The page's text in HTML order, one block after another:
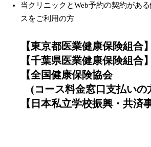
当クリニックとWeb予約の契約があ
スをご利用の方
【東京都医業健康保険組合】
【千葉県医業健康保険組合】
【全国健康保険協会
(コース料金窓口支払いの
【日本私立学校振興・共済